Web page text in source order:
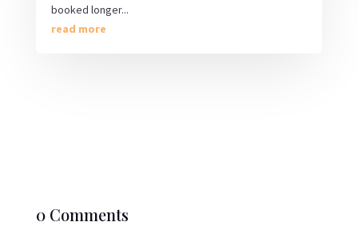
booked longer...
read more
0 Comments